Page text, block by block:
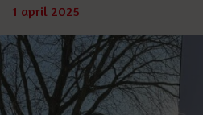
1 april 2025